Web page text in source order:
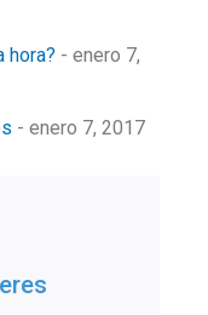
hora? - enero 7,
- enero 7, 2017